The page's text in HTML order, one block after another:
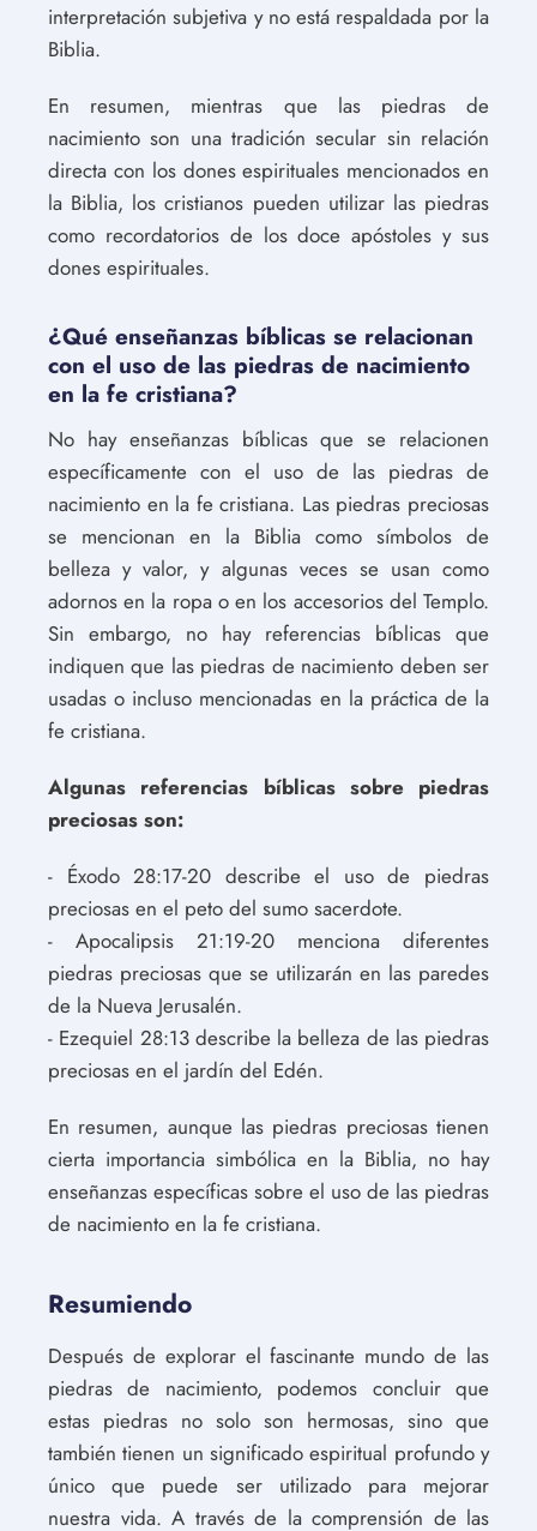
interpretación subjetiva y no está respaldada por la
Biblia.
En resumen, mientras que las piedras de
nacimiento son una tradición secular sin relación
directa con los dones espirituales mencionados en
la Biblia, los cristianos pueden utilizar las piedras
como recordatorios de los doce apóstoles y sus
dones espirituales.
¿Qué enseñanzas bíblicas se relacionan
con el uso de las piedras de nacimiento
en la fe cristiana?
No hay enseñanzas bíblicas que se relacionen
específicamente con el uso de las piedras de
nacimiento en la fe cristiana. Las piedras preciosas
se mencionan en la Biblia como símbolos de
belleza y valor, y algunas veces se usan como
adornos en la ropa o en los accesorios del Templo.
Sin embargo, no hay referencias bíblicas que
indiquen que las piedras de nacimiento deben ser
usadas o incluso mencionadas en la práctica de la
fe cristiana.
Algunas referencias bíblicas sobre piedras
preciosas son:
- Éxodo 28:17-20 describe el uso de piedras
preciosas en el peto del sumo sacerdote.
- Apocalipsis 21:19-20 menciona diferentes
piedras preciosas que se utilizarán en las paredes
de la Nueva Jerusalén.
- Ezequiel 28:13 describe la belleza de las piedras
preciosas en el jardín del Edén.
En resumen, aunque las piedras preciosas tienen
cierta importancia simbólica en la Biblia, no hay
enseñanzas específicas sobre el uso de las piedras
de nacimiento en la fe cristiana.
Resumiendo
Después de explorar el fascinante mundo de las
piedras de nacimiento, podemos concluir que
estas piedras no solo son hermosas, sino que
también tienen un significado espiritual profundo y
único que puede ser utilizado para mejorar
nuestra vida. A través de la comprensión de las